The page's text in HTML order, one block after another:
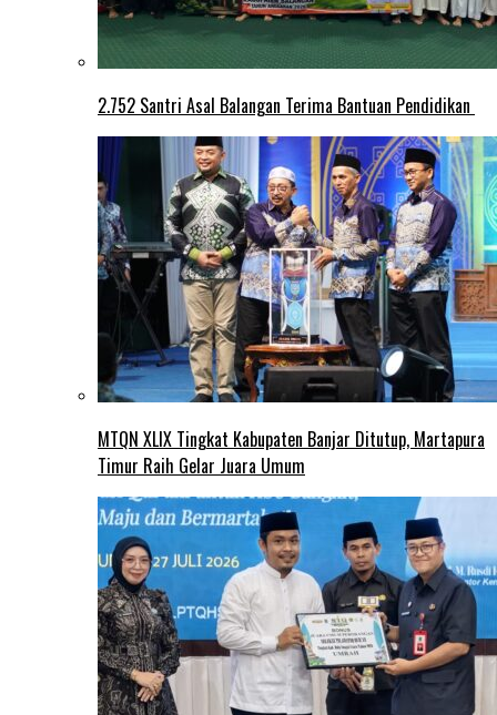
2.752 Santri Asal Balangan Terima Bantuan Pendidikan
MTQN XLIX Tingkat Kabupaten Banjar Ditutup, Martapura
Timur Raih Gelar Juara Umum